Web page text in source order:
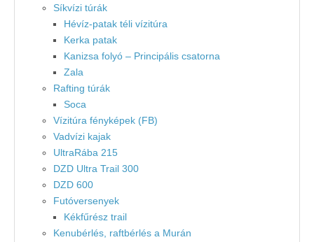
Síkvízi túrák
Hévíz-patak téli vízitúra
Kerka patak
Kanizsa folyó – Principális csatorna
Zala
Rafting túrák
Soca
Vízitúra fényképek (FB)
Vadvízi kajak
UltraRába 215
DZD Ultra Trail 300
DZD 600
Futóversenyek
Kékfűrész trail
Kenubérlés, raftbérlés a Murán